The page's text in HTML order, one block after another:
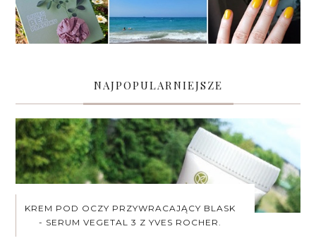
NAJPOPULARNIEJSZE
KREM POD OCZY PRZYWRACAJĄCY BLASK
- SERUM VEGETAL 3 Z YVES ROCHER.